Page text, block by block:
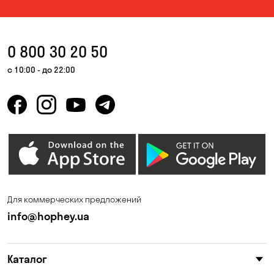
0 800 30 20 50
с 10:00 - до 22:00
Для коммерческих предложений
info@hophey.ua
Каталог